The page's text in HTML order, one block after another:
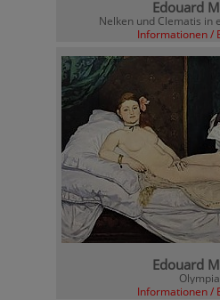
Edouard
Nelken und Clematis in
Informationen /
Edouard
Olympia
Informationen /